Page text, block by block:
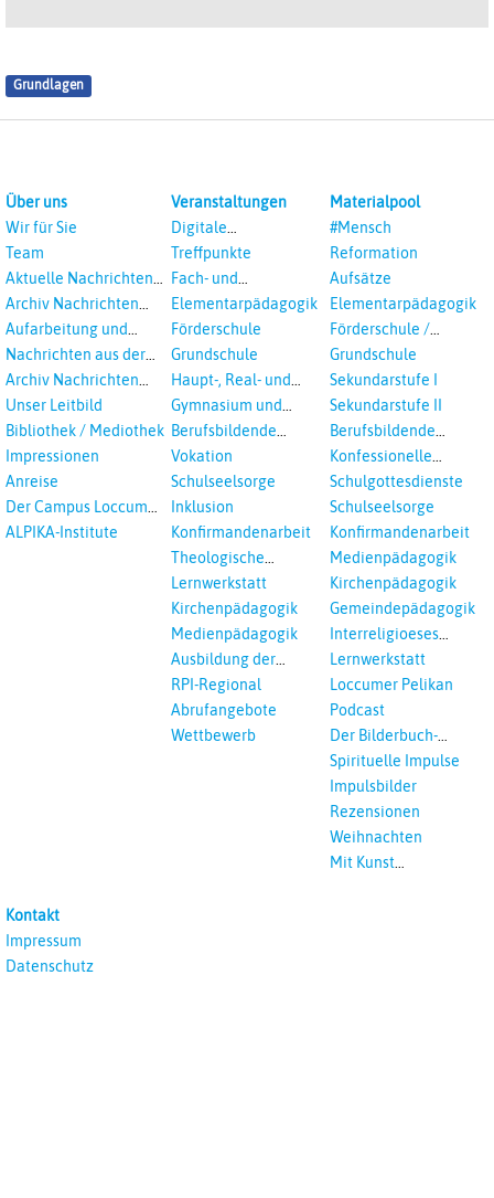
Grundlagen
Über uns
Wir für Sie
Team
Aktuelle Nachrichten
aus dem RPI
Archiv Nachrichten
aus dem RPI ab 2018
Aufarbeitung und
Prävention
Landeskirche und EKD
Nachrichten aus der
Landeskirche
Archiv Nachrichten
aus der Landeskirche
Unser Leitbild
Bibliothek / Mediothek
Impressionen
Anreise
Der Campus Loccum
und Loccumer
ALPIKA-Institute
Veranstaltungen
Digitale
Veranstaltungen
Treffpunkte
Fach- und
Studientagungen
Elementarpädagogik
Förderschule
Grundschule
Haupt-, Real- und
Oberschule
Gymnasium und
Gesamtschule
Berufsbildende
Schulen
Vokation
Schulseelsorge
Inklusion
Konfirmandenarbeit
Theologische
Fortbildungen,
Interreligöses Lernen
Lernwerkstatt
Kirchenpädagogik
Medienpädagogik
Ausbildung der
Vikar*innen
RPI-Regional
Abrufangebote
Wettbewerb
Materialpool
#Mensch
Reformation
Aufsätze
Elementarpädagogik
Förderschule /
Inklusion
Grundschule
Sekundarstufe I
Sekundarstufe II
Berufsbildende
Schulen
Konfessionelle
Kooperation
Schulgottesdienste
Schulseelsorge
Konfirmandenarbeit
Medienpädagogik
Kirchenpädagogik
Gemeindepädagogik
Interreligioeses
Lernen
Lernwerkstatt
Loccumer Pelikan
Podcast
Der Bilderbuch-
Podcast
Spirituelle Impulse
Impulsbilder
Rezensionen
Weihnachten
Mit Kunst
Kontakt
Impressum
Datenschutz